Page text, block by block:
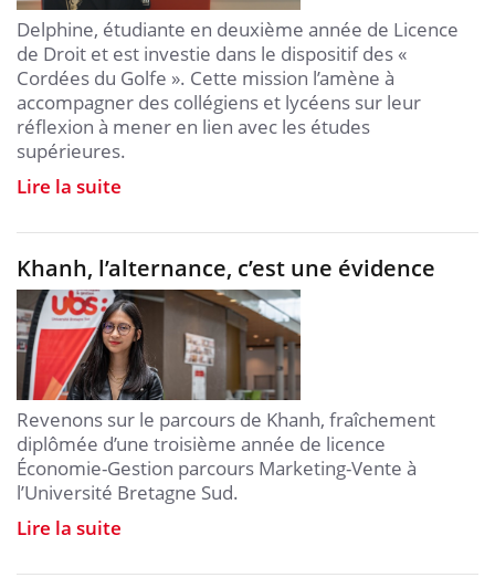
Delphine, étudiante en deuxième année de Licence
de Droit et est investie dans le dispositif des «
Cordées du Golfe ». Cette mission l’amène à
accompagner des collégiens et lycéens sur leur
réflexion à mener en lien avec les études
supérieures.
Lire la suite
Khanh, l’alternance, c’est une évidence
Revenons sur le parcours de Khanh, fraîchement
diplômée d’une troisième année de licence
Économie-Gestion parcours Marketing-Vente à
l’Université Bretagne Sud.
Lire la suite